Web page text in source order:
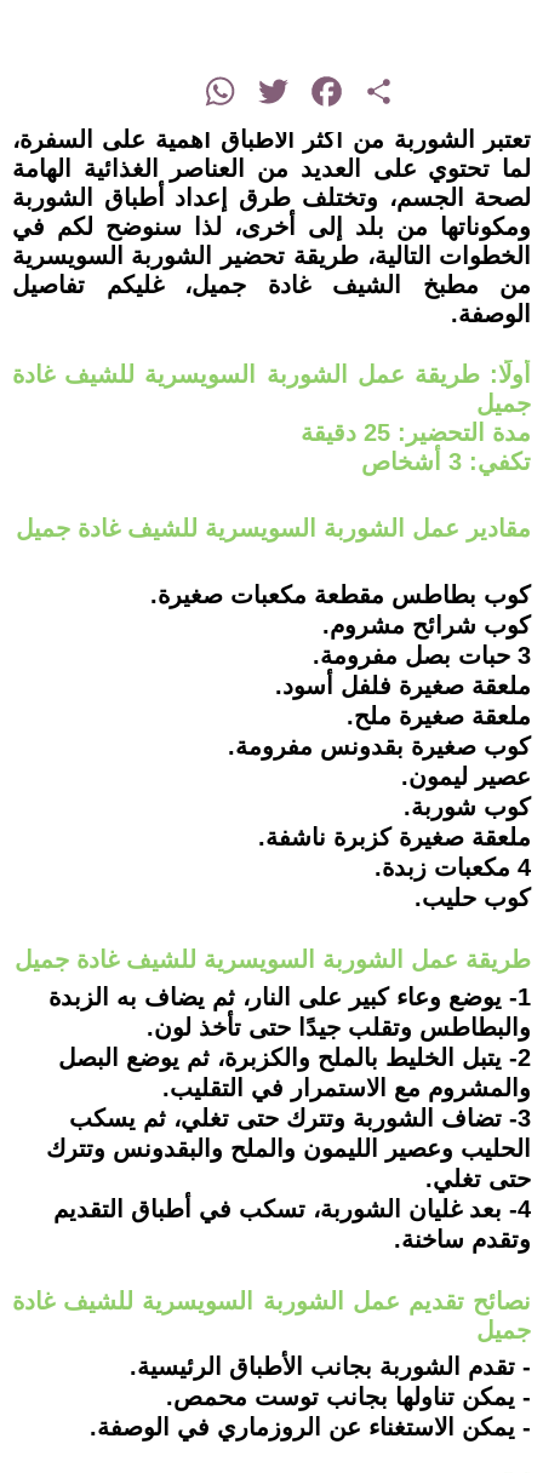
Share
Facebook
Twitter
WhatsApp
تعتبر الشوربة من أكثر الأطباق أهمية على السفرة،
لما تحتوي على العديد من العناصر الغذائية الهامة
لصحة الجسم، وتختلف طرق إعداد أطباق الشوربة
ومكوناتها من بلد إلى أخرى، لذا سنوضح لكم في
الخطوات التالية، طريقة تحضير الشوربة السويسرية
من مطبخ الشيف غادة جميل، غليكم تفاصيل
الوصفة.
أولًا: طريقة عمل الشوربة السويسرية للشيف غادة
جميل
مدة التحضير: 25 دقيقة
تكفي: 3 أشخاص
مقادير عمل الشوربة السويسرية للشيف غادة جميل
كوب بطاطس مقطعة مكعبات صغيرة.
كوب شرائح مشروم.
3 حبات بصل مفرومة.
ملعقة صغيرة فلفل أسود.
ملعقة صغيرة ملح.
كوب صغيرة بقدونس مفرومة.
عصير ليمون.
كوب شوربة.
ملعقة صغيرة كزبرة ناشفة.
4 مكعبات زبدة.
كوب حليب.
طريقة عمل الشوربة السويسرية للشيف غادة جميل
1- يوضع وعاء كبير على النار، ثم يضاف به الزبدة
والبطاطس وتقلب جيدًا حتى تأخذ لون.
2- يتبل الخليط بالملح والكزبرة، ثم يوضع البصل
والمشروم مع الاستمرار في التقليب.
3- تضاف الشوربة وتترك حتى تغلي، ثم يسكب
الحليب وعصير الليمون والملح والبقدونس وتترك
حتى تغلي.
4- بعد غليان الشوربة، تسكب في أطباق التقديم
وتقدم ساخنة.
نصائح تقديم عمل الشوربة السويسرية للشيف غادة
جميل
- تقدم الشوربة بجانب الأطباق الرئيسية.
- يمكن تناولها بجانب توست محمص.
- يمكن الاستغناء عن الروزماري في الوصفة.